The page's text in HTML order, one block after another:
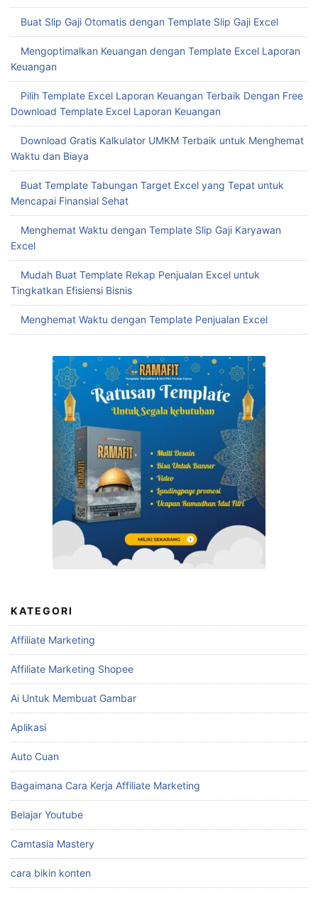
Buat Slip Gaji Otomatis dengan Template Slip Gaji Excel
Mengoptimalkan Keuangan dengan Template Excel Laporan
Keuangan
Pilih Template Excel Laporan Keuangan Terbaik Dengan Free
Download Template Excel Laporan Keuangan
Download Gratis Kalkulator UMKM Terbaik untuk Menghemat
Waktu dan Biaya
Buat Template Tabungan Target Excel yang Tepat untuk
Mencapai Finansial Sehat
Menghemat Waktu dengan Template Slip Gaji Karyawan
Excel
Mudah Buat Template Rekap Penjualan Excel untuk
Tingkatkan Efisiensi Bisnis
Menghemat Waktu dengan Template Penjualan Excel
KATEGORI
Affiliate Marketing
Affiliate Marketing Shopee
Ai Untuk Membuat Gambar
Aplikasi
Auto Cuan
Bagaimana Cara Kerja Affiliate Marketing
Belajar Youtube
Camtasia Mastery
cara bikin konten